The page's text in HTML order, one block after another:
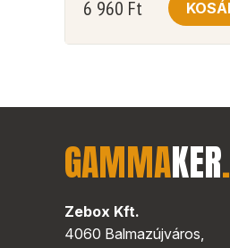
6 960 Ft
GAMMAKER.
Zebox Kft.
4060 Balmazújváros,